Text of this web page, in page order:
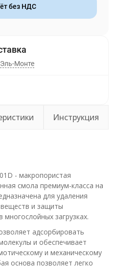
Счёт без НДС
Эль-Монте
Инструкция
- макропористая
смола премиум-класса на
для удаления
веществ и защиты
загрузках.
адсорбировать
и обеспечивает
и механическому
основа позволяет легко